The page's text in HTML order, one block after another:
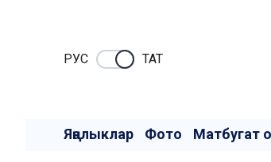
РУC ТАТ
Яңалыклар Фото Матбугат